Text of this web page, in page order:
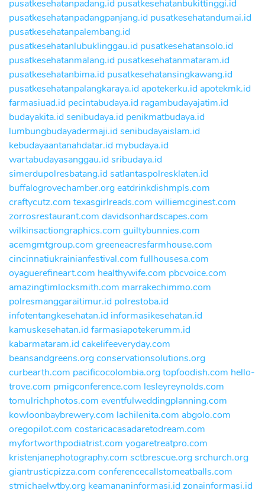
pusatkesehatanpadang.id pusatkesehatanbukittinggi.id
pusatkesehatanpadangpanjang.id pusatkesehatandumai.id
pusatkesehatanpalembang.id
pusatkesehatanlubuklinggau.id pusatkesehatansolo.id
pusatkesehatanmalang.id pusatkesehatanmataram.id
pusatkesehatanbima.id pusatkesehatansingkawang.id
pusatkesehatanpalangkaraya.id apotekerku.id apotekmk.id
farmasiuad.id pecintabudaya.id ragambudayajatim.id
budayakita.idsenibudaya.id penikmatbudaya.id
lumbungbudayadermaji.idsenibudayaislam.id
kebudayaantanahdatar.id mybudaya.id
wartabudayasanggau.idsribudaya.id
simerdupolresbatang.idsatlantaspolresklaten.id
buffalogrovechamber.orgeatdrinkdishmpls.com
craftycutz.com texasgirlreads.com williemcginest.com
zorrosrestaurant.com davidsonhardscapes.com
wilkinsactiongraphics.com guiltybunnies.com
acemgmtgroup.com greeneacresfarmhouse.com
cincinnatiukrainianfestival.com fullhousesa.com
oyaguerefineart.com healthywife.com pbcvoice.com
amazingtimlocksmith.com marrakechimmo.com
polresmanggaraitimur.id polrestoba.id
infotentangkesehatan.id informasikesehatan.id
kamuskesehatan.idfarmasiapotekerumm.id
kabarmataram.idcakelifeeveryday.com
beansandgreens.orgconservationsolutions.org
curbearth.com pacificocolombia.orgtopfoodish.com hello-
trove.com pmigconference.com lesleyreynolds.com
tomulrichphotos.com eventfulweddingplanning.com
kowloonbaybrewery.com lachilenita.com abgolo.com
oregopilot.com costaricacasadaretodream.com
myfortworthpodiatrist.com yogaretreatpro.com
kristenjanephotography.com sctbrescue.orgsrchurch.org
giantrusticpizza.com conferencecallstomeatballs.com
stmichaelwtby.org keamananinformasi.idzonainformasi.id